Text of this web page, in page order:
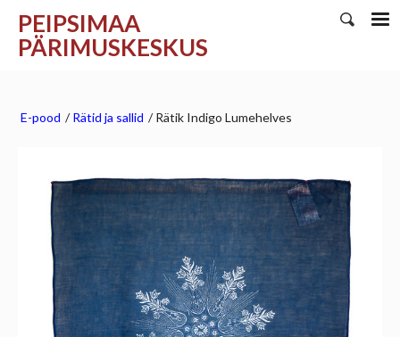
PEIPSIMAA
PÄRIMUSKESKUS
E-pood / Rätid ja sallid / Rätik Indigo Lumehelves